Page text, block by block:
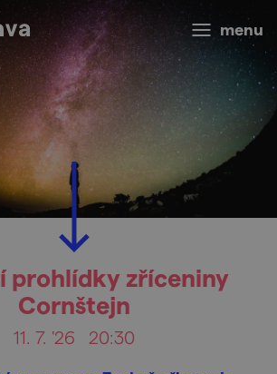
menu
prohlídky zříceniny
Cornštejn
11. 7. '26 20:30